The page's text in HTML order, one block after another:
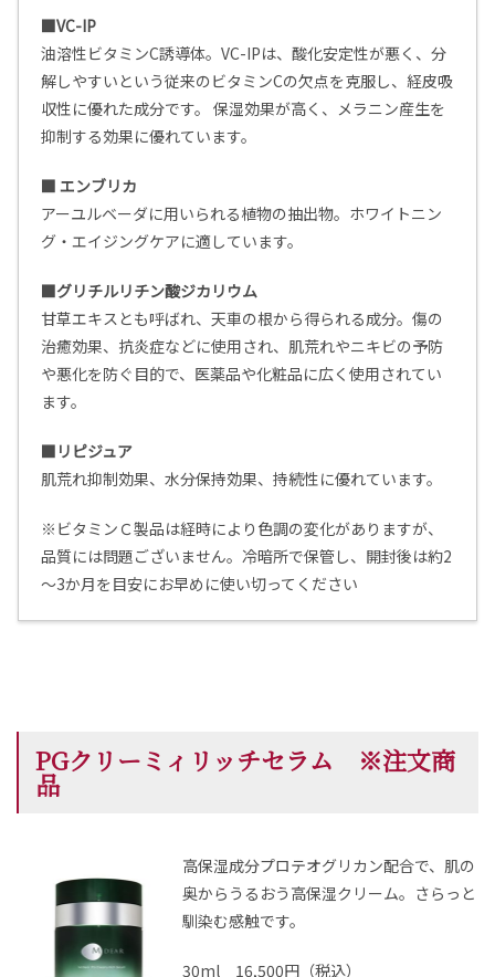
■VC-IP
油溶性ビタミンC誘導体。 VC-IPは、酸化安定性が悪く、分
解しやすいという従来のビタミンCの欠点を克服し、経皮吸
収性に優れた成分です。 保湿効果が高く、メラニン産生を
抑制する効果に優れています。
■ エンブリカ
アーユルベーダに用いられる植物の抽出物。ホワイトニン
グ・エイジングケアに適しています。
■グリチルリチン酸ジカリウム
甘草エキスとも呼ばれ、天車の根から得られる成分。傷の
治癒効果、抗炎症などに使用され、肌荒れやニキビの予防
や悪化を防ぐ目的で、医薬品や化粧品に広く使用されてい
ます。
■リピジュア
肌荒れ抑制効果、水分保持効果、持続性に優れています。
※ビタミンＣ製品は経時により色調の変化がありますが、
品質には問題ございません。冷暗所で保管し、開封後は約2
～3か月を目安にお早めに使い切ってください
PGクリーミィリッチセラム ※注文商
品
高保湿成分プロテオグリカン配合で、肌の
奥からうるおう高保湿クリーム。さらっと
馴染む感触です。
30ml 16,500円（税込）